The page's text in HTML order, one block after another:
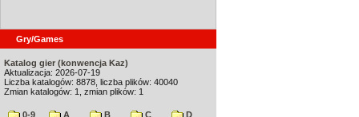
Gry/Games
Katalog gier (konwencja Kaz)
Aktualizacja: 2026-07-19
Liczba katalogów: 8878, liczba plików: 40040
Zmian katalogów: 1, zmian plików: 1
0-9 A B C
D